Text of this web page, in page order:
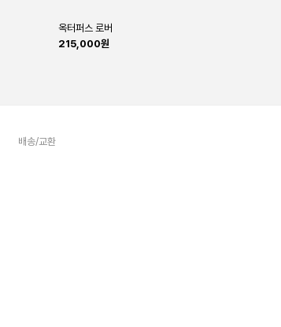
옥터퍼스 로버
215,000원
배송/교환